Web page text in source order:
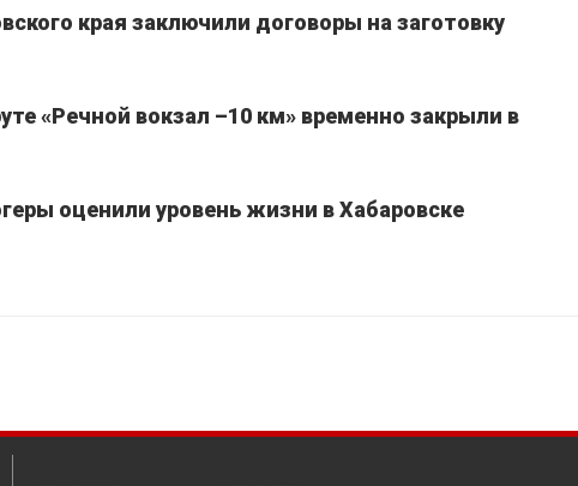
края заключили договоры на заготовку
«Речной вокзал –10 км» временно закрыли в
оценили уровень жизни в Хабаровске